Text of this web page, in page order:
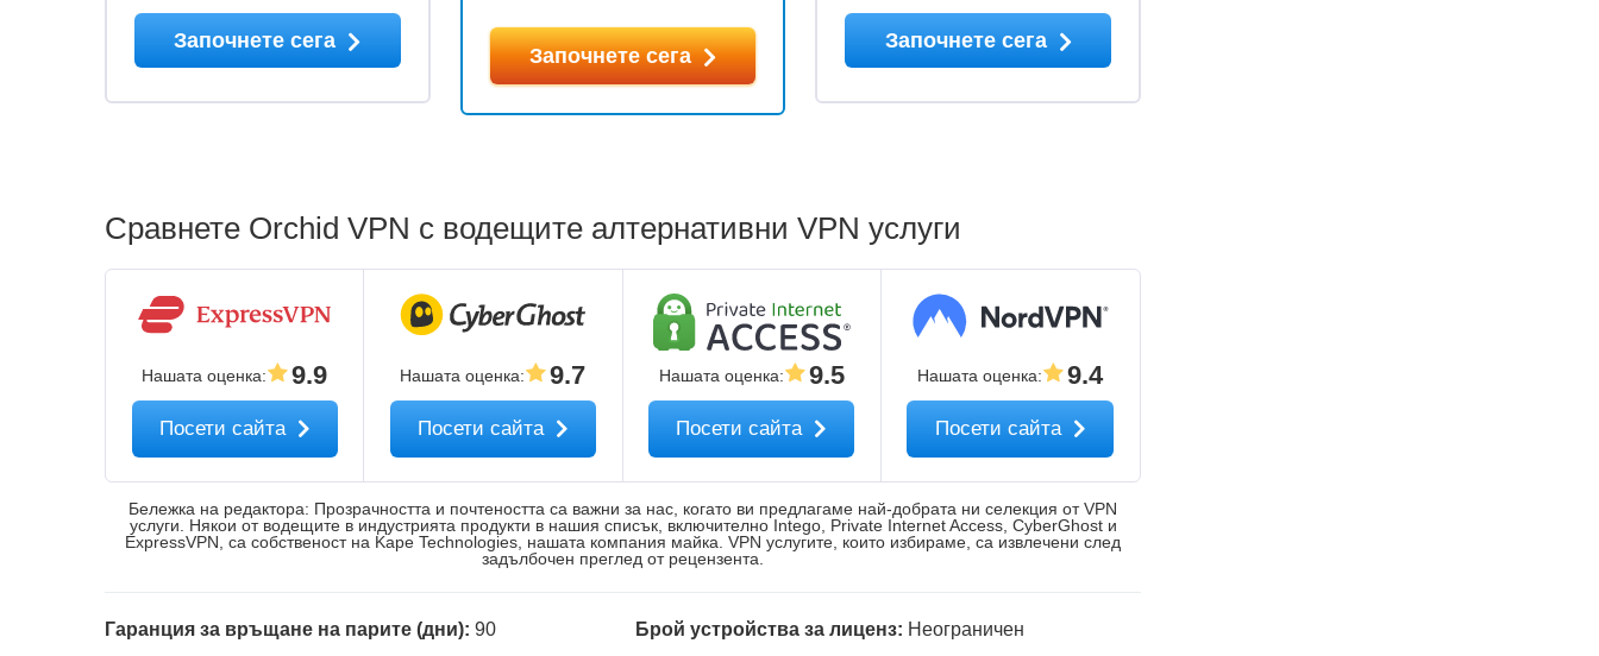
Започнете сега
Започнете сега Започнете сега
Сравнете Orchid VPN с водещите алтернативни VPN услуги
Нашата оценка: 9.9
Посети сайта
Нашата оценка: 9.7
Посети сайта
Нашата оценка: 9.5
Посети сайта
Нашата оценка: 9.4
Посети сайта
Бележка на редактора: Прозрачността и почтеността са важни за нас, когато ви предлагаме най-добрата ни селекция от VPN
услуги. Някои от водещите в индустрията продукти в нашия списък, включително Intego, Private Internet Access, CyberGhost и
ExpressVPN, са собственост на Kape Technologies, нашата компания майка. VPN услугите, които избираме, са извлечени след
задълбочен преглед от рецензента.
Гаранция за връщане на парите (дни): 90
Брой устройства за лиценз: Неограничен